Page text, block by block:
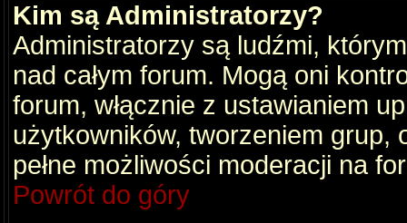
Kim są Administratorzy?
Administratorzy są ludźmi,
nad całym forum. Mogą oni
forum, włącznie z ustawianiem
użytkowników, tworzeniem grup,
pełne możliwości moderacji na
Powrót do góry